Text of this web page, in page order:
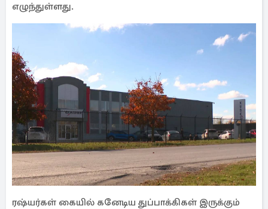
எழுந்துள்ளது.
ரஷ்யர்கள் கையில் கனேடிய துப்பாக்கிகள் இருக்கும்